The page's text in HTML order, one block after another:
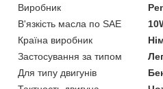
Виробник
В'язкість масла по SAE
Країна виробник
Застосування за типом
Для типу двигунів